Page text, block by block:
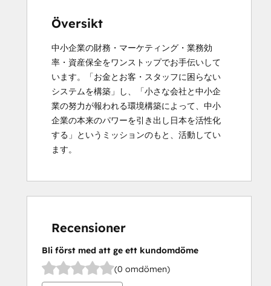
Översikt
中小企業の財務・マーケティング・業務効
率・資産保全をワンストップでお手伝いして
います。「お金とお客・スタッフに困らない
システムを構築」し、「小さな会社と中小企
業の努力が報われる環境構築によって、中小
企業の本来のパワーを引き出し日本を活性化
する」というミッションのもと、活動してい
ます。
Recensioner
Bli först med att ge ett kundomdöme
(0 omdömen)